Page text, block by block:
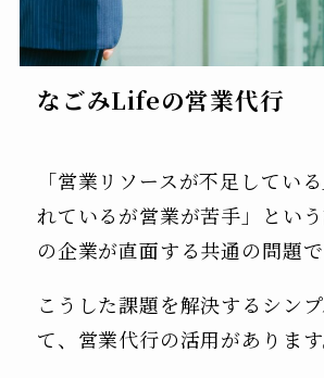
なごみLifeの営業代行
「営業リソースが不足してい
れているが営業が苦手」とい
の企業が直面する共通の問題で
こうした課題を解決するシン
て、営業代行の活用があります